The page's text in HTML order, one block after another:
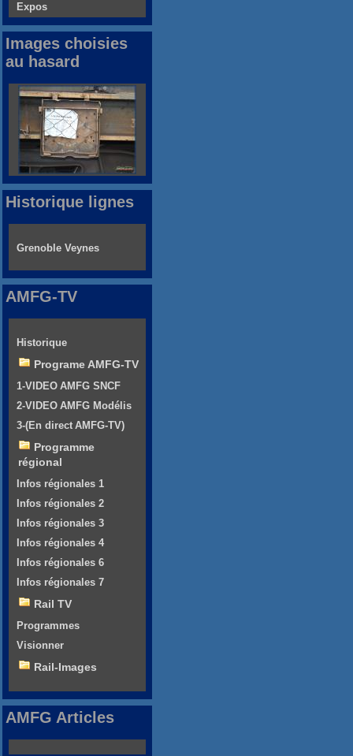
Expos
Images choisies
au hasard
Historique lignes
Grenoble Veynes
AMFG-TV
Historique
Programe AMFG-TV
1-VIDEO AMFG SNCF
2-VIDEO AMFG Modélis
3-(En direct AMFG-TV)
Programme
régional
Infos régionales 1
Infos régionales 2
Infos régionales 3
Infos régionales 4
Infos régionales 6
Infos régionales 7
Rail TV
Programmes
Visionner
Rail-Images
AMFG Articles